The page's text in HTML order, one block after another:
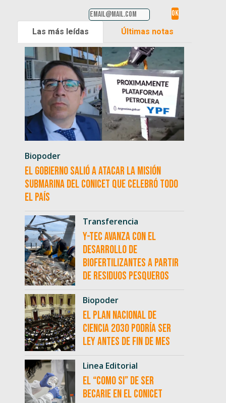
Las más leídas Últimas notas
Biopoder
El Gobierno salió a atacar la misión
submarina del CONICET que celebró todo
el país
Transferencia
Y-TEC avanza con el
desarrollo de
biofertilizantes a partir
de residuos pesqueros
Biopoder
El Plan Nacional de
Ciencia 2030 podría ser
ley antes de fin de mes
Linea Editorial
El “como si” de ser
becarie en el CONICET